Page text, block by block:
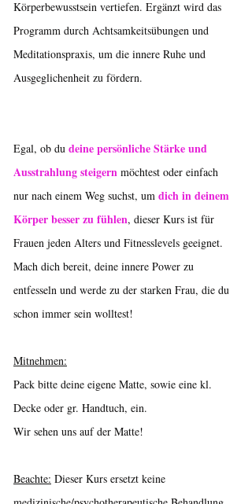
Körperbewusstsein vertiefen. Ergänzt wird das
Programm durch Achtsamkeitsübungen und
Meditationspraxis, um die innere Ruhe und
Ausgeglichenheit zu fördern.
Egal, ob du deine persönliche Stärke und
Ausstrahlung steigern möchtest oder einfach
nur nach einem Weg suchst, um dich in deinem
Körper besser zu fühlen, dieser Kurs ist für
Frauen jeden Alters und Fitnesslevels geeignet.
Mach dich bereit, deine innere Power zu
entfesseln und werde zu der starken Frau, die du
schon immer sein wolltest!
Mitnehmen:
Pack bitte deine eigene Matte, sowie eine kl.
Decke oder gr. Handtuch, ein.
Wir sehen uns auf der Matte!
Beachte: Dieser Kurs ersetzt keine